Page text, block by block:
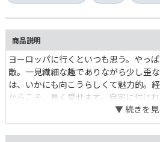
商品説明
ヨーロッパに行くといつも思う。やっ
敵。一見繊細な趣でありながら少し歪
は、いかにも向こうらしくて魅力的。
からこそ、長く愛せます。自宅に付け
とってはもうマストアイテム。"男性用"